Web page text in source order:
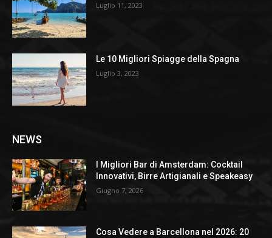
Luglio 11, 2023
Le 10 Migliori Spiagge della Spagna
Luglio 3, 2023
NEWS
I Migliori Bar di Amsterdam: Cocktail
Innovativi, Birre Artigianali e Speakeasy
Giugno 7, 2026
Cosa Vedere a Barcellona nel 2026: 20